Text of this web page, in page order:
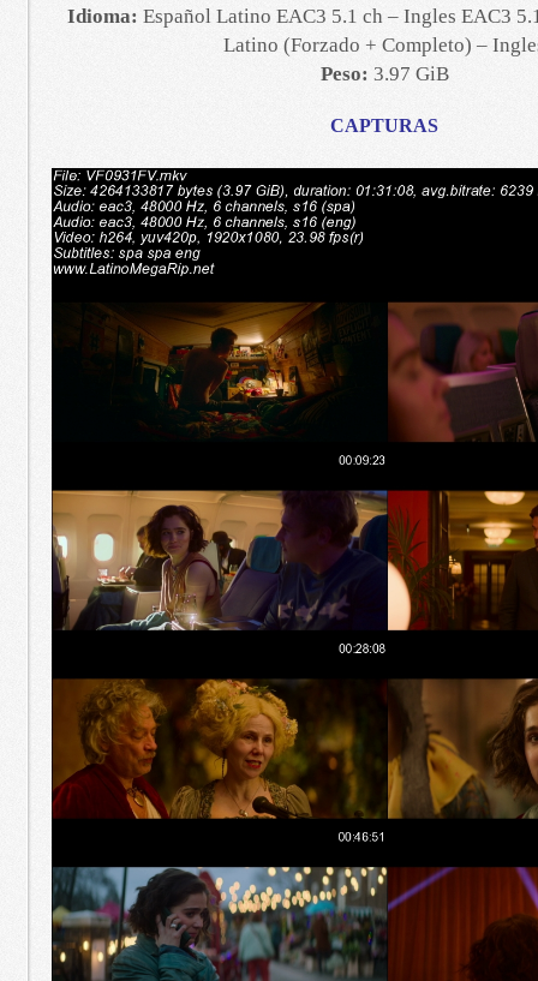
Idioma: Español Latino EAC3 5.1 ch – Ingles EAC3
Latino (Forzado + Completo) –
Peso: 3.97 GiB
CAPTURAS